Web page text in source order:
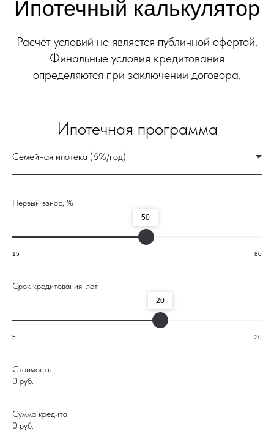
Первый взнос, %
50
15 80
Срок кредитования, лет
20
5 30
Стоимость
0 руб.
Сумма кредита
0 руб.
Проекты
Этапы строительства
ЖК «ПОРТРЕТ 2»
ЖК «ПРИМА»